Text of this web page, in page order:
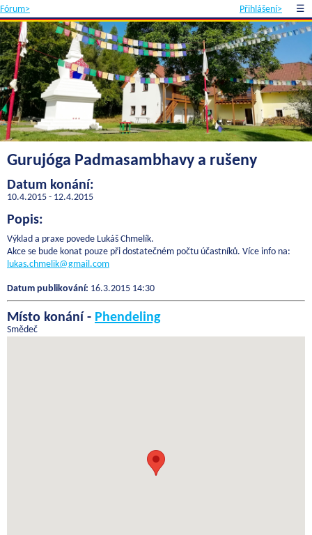
Fórum> Přihlášení> ☰
Gurujóga Padmasambhavy a rušeny
Datum konání:
10.4.2015 - 12.4.2015
Popis:
Výklad a praxe povede Lukáš Chmelík.
Akce se bude konat pouze při dostatečném počtu účastníků. Více info na:
lukas.chmelik@gmail.com
Datum publikování: 16.3.2015 14:30
Místo konání - Phendeling
Smědeč